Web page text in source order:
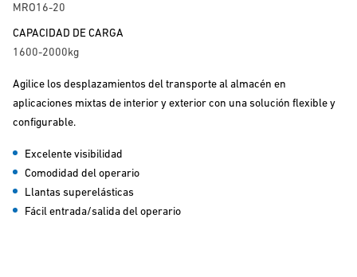
MRO16-20
CAPACIDAD DE CARGA
1600-2000kg
Agilice los desplazamientos del transporte al almacén en
aplicaciones mixtas de interior y exterior con una solución flexible y
configurable.
Excelente visibilidad
Comodidad del operario
Llantas superelásticas
Fácil entrada/salida del operario